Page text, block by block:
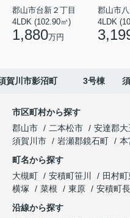
郡山市台新２丁目
4LDK (102.90㎡)
1,880万円
郡山市
4LDK
賀川市影沼町 3号棟 須賀
市区町村から探す
郡山市
二本松市 安達郡大
須賀川市
岩瀬郡鏡石町
本
町名から探す
大槻町
安積町笹川 田村
横塚
菜根 東原
安積町
沿線から探す